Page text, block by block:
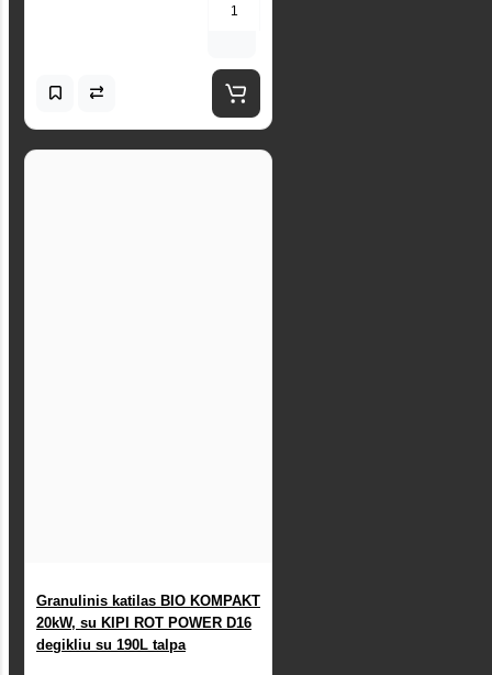
Granulinis katilas BIO KOMPAKT
20kW, su KIPI ROT POWER D16
degikliu su 190L talpa